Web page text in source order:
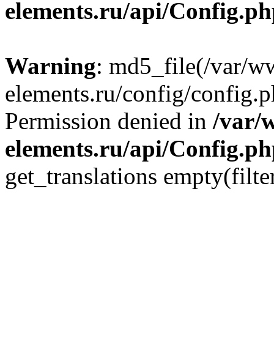
elements.ru/api/
Warning: md5_file(/var/
elements.ru/config/
Permission denied in /var/
elements.ru/api/
get_translations